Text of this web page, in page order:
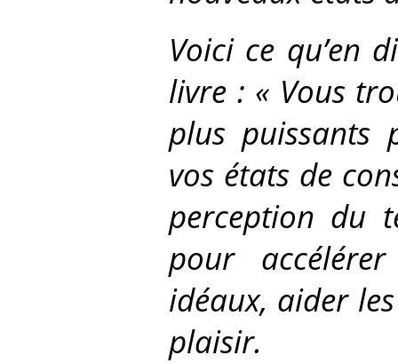
Voici ce qu’en
livre : « Vous
plus puissants
vos états de
perception du
pour
idéaux, aider
plaisir.